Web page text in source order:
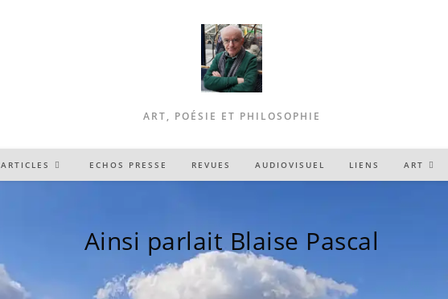
ART, POÉSIE ET PHILOSOPHIE
ARTICLES ECHOS PRESSE REVUES AUDIOVISUEL LIENS ART
Ainsi parlait Blaise Pascal